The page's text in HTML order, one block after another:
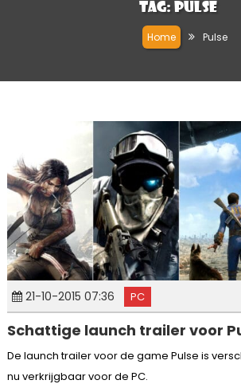
Tag: Pulse
Home Pulse
21-10-2015 07:36 PC
Schattige launch trailer voor
De launch trailer voor de game Pulse is
nu verkrijgbaar voor de PC.